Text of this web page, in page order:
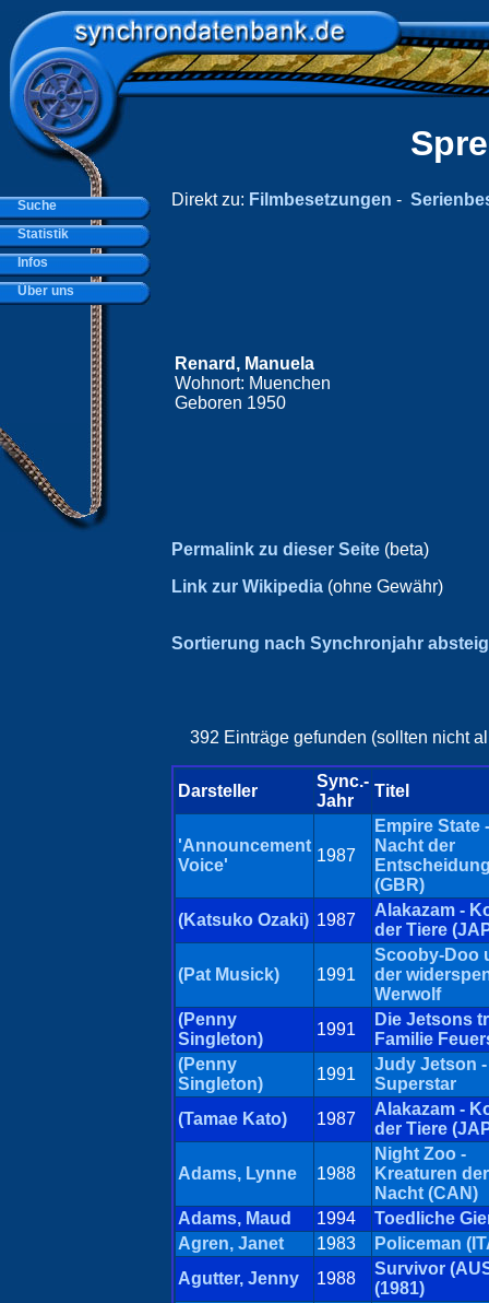
Direkt zu: Filmbesetzungen -
Renard, Manuela
Wohnort: Muenchen
Geboren 1950
Permalink zu dieser Seite (beta)
Link zur Wikipedia (ohne Gewähr)
Sortierung nach Synchronjahr
392 Einträge gefunden (sollten nicht
Darsteller
Sync.-
Jahr
Titel
'Announcement
Voice'
1987
Empire State
Nacht der
(GBR)
(Katsuko Ozaki) 1987
Alakazam -
der Tiere
(Pat Musick) 1991
Scooby-Doo
der
Werwolf
(Penny
Singleton)
1991
Die Jetsons
Familie
(Penny
Singleton)
1991
Judy Jetson -
Superstar
(Tamae Kato)
1987
Alakazam -
der Tiere
Adams, Lynne 1988
Night Zoo -
Kreaturen der
Nacht (CAN)
Adams, Maud
1994
Toedliche
Agren, Janet
1983
Policeman
Agutter, Jenny
1988
Survivor
(1981)
Suche
Statistik
Infos
Über uns